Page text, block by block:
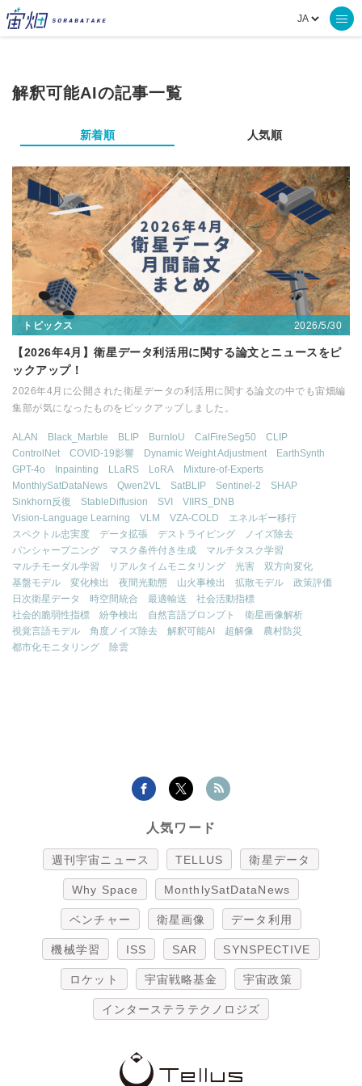
解釈可能AIの記事一覧
新着順 人気順
トピックス 2026/5/30
【2026年4月】衛星データ利活用に関する論文とニュースをピ
ックアップ！
2026年4月に公開された衛星データの利活用に関する論文の中でも宙畑編
集部が気になったものをピックアップしました。
ALAN Black_Marble BLIP BurnIoU CalFireSeg50
CLIP
ControlNet
COVID-19影響 Dynamic Weight Adjustment
EarthSynth
GPT-4o
Inpainting LLaRS LoRA
Mixture-of-Experts
MonthlySatDataNews
Qwen2VL SatBLIP Sentinel-2
SHAP
Sinkhorn反復
StableDiffusion SVI
VIIRS_DNB
Vision-Language Learning
VLM VZA-COLD
エネルギー移行
スペクトル忠実度
データ拡張 デストライピング
ノイズ除去
パンシャープニング
マスク条件付き生成
マルチタスク学習
マルチモーダル学習
リアルタイムモニタリング 光害
双方向変化
基盤モデル
変化検出 夜間光動態 山火事検出 拡散モデル
政策評価
日次衛星データ
時空間統合 最適輸送
社会活動指標
社会的脆弱性指標
紛争検出 自然言語プロンプト
衛星画像解析
視覚言語モデル
角度ノイズ除去 解釈可能AI 超解像
農村防災
都市化モニタリング
除雲
人気ワード
週刊宇宙ニュース TELLUS 衛星データ
Why Space MonthlySatDataNews
ベンチャー 衛星画像 データ利用
機械学習 ISS SAR SYNSPECTIVE
ロケット 宇宙戦略基金 宇宙政策
インターステラテクノロジズ